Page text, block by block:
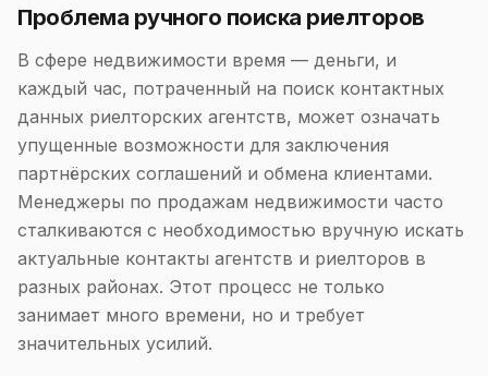
Проблема ручного поиска риелторов
В сфере недвижимости время — деньги, и
каждый час, потраченный на поиск контактных
данных риелторских агентств, может означать
упущенные возможности для заключения
партнёрских соглашений и обмена клиентами.
Менеджеры по продажам недвижимости часто
сталкиваются с необходимостью вручную искать
актуальные контакты агентств и риелторов в
разных районах. Этот процесс не только
занимает много времени, но и требует
значительных усилий.